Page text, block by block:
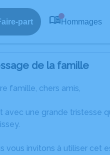
part Hommages
de la famille
famille, chers amis,
avec une grande tristesse
vous invitons à utiliser cet